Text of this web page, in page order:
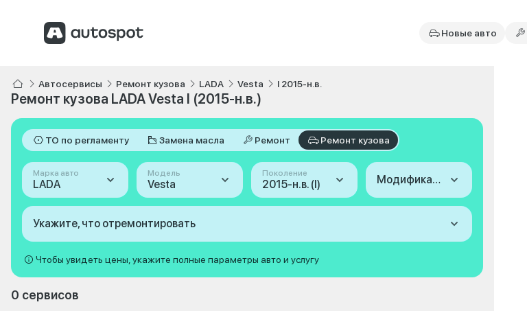
Новые авто
Автосервисы Ремонт кузова LADA Vesta I 2015-н.в.
Ремонт кузова LADA Vesta I (2015-н.в.)
ТО по регламенту Замена масла Ремонт Ремонт кузова
Марка авто
LADA
Модель
Vesta
Поколение
2015-н.в. (I) Модификация
Укажите, что отремонтировать
Чтобы увидеть цены, укажите полные параметры авто и услугу
0 сервисов